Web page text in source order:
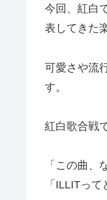
今回、紅白
表してきた
可愛さや流
す。
紅白歌合戦
「この曲、
「ILLITって